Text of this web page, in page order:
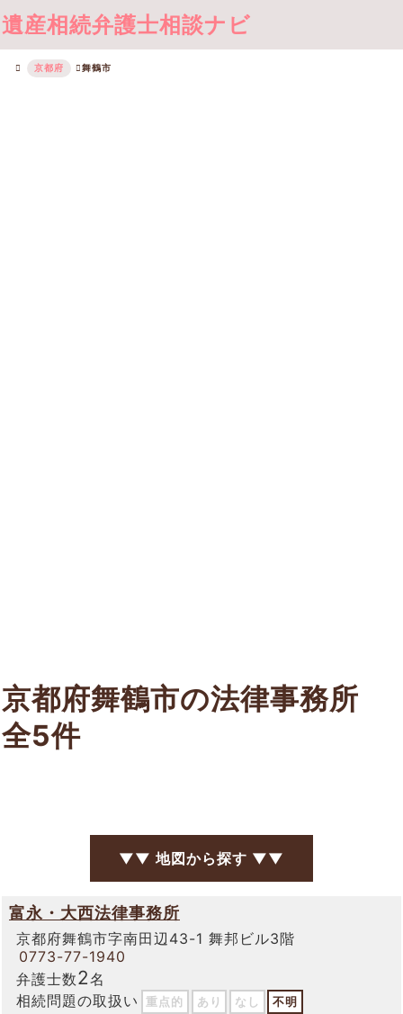
遺産相続弁護士相談ナビ
京都府 舞鶴市
京都府舞鶴市の法律事務所
全5件
▼▼ 地図から探す ▼▼
富永・大西法律事務所
京都府舞鶴市字南田辺43-1 舞邦ビル3階
0773-77-1940
弁護士数2名
相続問題の取扱い
重点的 あり なし 不明